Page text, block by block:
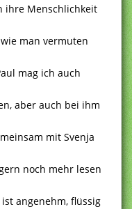
ihre Menschlichkeit
man vermuten
mag ich auch
aber auch bei ihm
mit Svenja
noch mehr lesen
angenehm, flüssig